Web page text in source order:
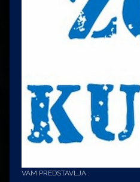
VAM PREDSTAVLJA :